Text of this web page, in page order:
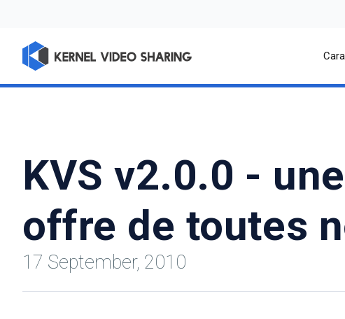
KVS v2.0.0 -
offre de toutes
17 September, 2010